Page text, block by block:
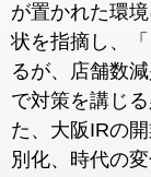
が置かれた環
状を指摘し、
るが、店舗数
で対策を講じ
た、大阪IRの
別化、時代の